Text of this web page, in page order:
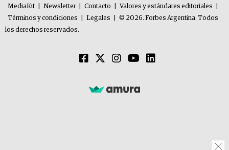
MediaKit Newsletter Contacto Valores y estándares editoriales
Términos y condiciones
Legales
© 2026. Forbes Argentina. Todos
los derechos reservados.